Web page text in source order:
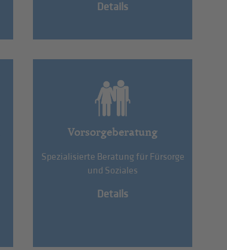
Details
Vorsorgeberatung
Spezialisierte Beratung für Fürsorge
und Soziales
Details